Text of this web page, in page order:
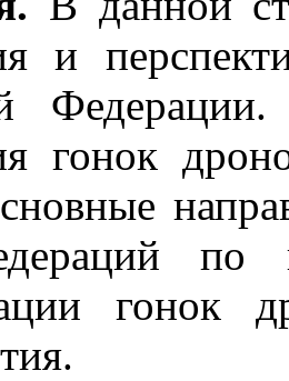
и
гонок
по
гонок